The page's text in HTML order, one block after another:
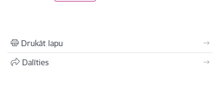
Drukāt lapu
Dalīties